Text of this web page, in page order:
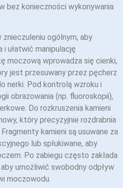
bez konieczności wykonywania
ogólnym, aby
ułatwić manipulację
moczową wprowadza się cienki,
jest przesuwany przez pęcherz
nerki. Pod kontrolą wzroku i
obrazowania (np. fluoroskopii),
Do rozkruszenia kamieni
który precyzyjnie rozdrabnia
kamieni są usuwane za
lub spłukiwane, aby
Po zabiegu często zakłada
umożliwić swobodny odpływ
moczowodu.